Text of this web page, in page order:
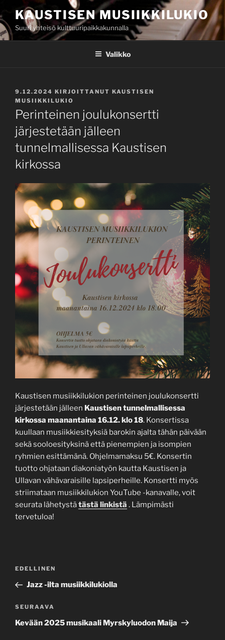
sisältöönKAUSTISEN MUSIIKKILUKIO
Suuri yhteisö kulttuuripaikkakunnalla
Valikko
JULKAISTU
9.12.2024 KIRJOITTANUT KAUSTISEN
MUSIIKKILUKIO
Perinteinen joulukonsertti
järjestetään jälleen
tunnelmallisessa Kaustisen
kirkossa
Kaustisen musiikkilukion perinteinen joulukonsertti
järjestetään jälleen Kaustisen tunnelmallisessa
kirkossa maanantaina 16.12. klo 18. Konsertissa
kuullaan musiikkiesityksiä barokin ajalta tähän päivään
sekä sooloesityksinä että pienempien ja isompien
ryhmien esittämänä. Ohjelmamaksu 5€. Konsertin
tuotto ohjataan diakoniatyön kautta Kaustisen ja
Ullavan vähävaraisille lapsiperheille. Konsertti myös
striimataan musiikkilukion YouTube -kanavalle, voit
seurata lähetystätästä linkistä . Lämpimästi
tervetuloa!
Edellinen
artikkeli
EDELLINEN
Jazz -ilta musiikkilukiolla
Seuraava
artikkeli
SEURAAVA
Kevään 2025 musikaali Myrskyluodon Maija